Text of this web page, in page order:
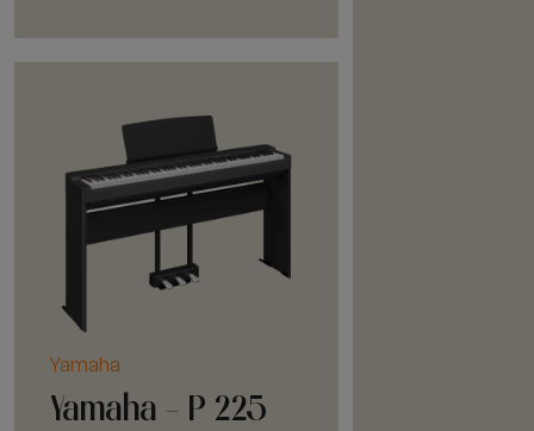
Yamaha
Yamaha - P 225